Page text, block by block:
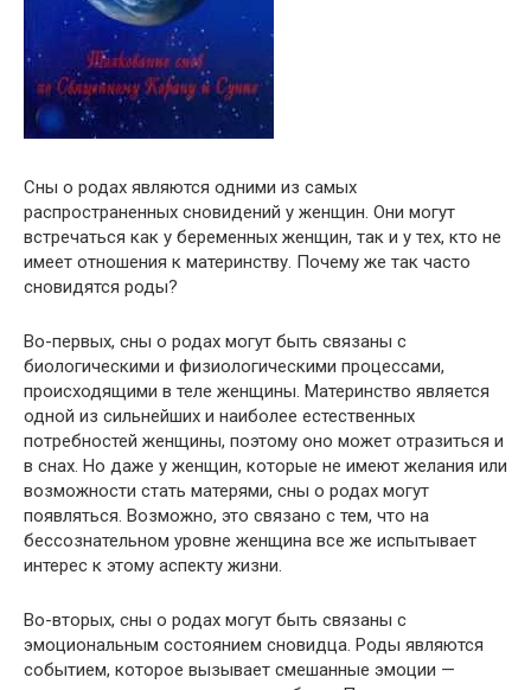
Сны о родах являются одними из самых
распространенных сновидений у женщин. Они могут
встречаться как у беременных женщин, так и у тех, кто не
имеет отношения к материнству. Почему же так часто
сновидятся роды?
Во-первых, сны о родах могут быть связаны с
биологическими и физиологическими процессами,
происходящими в теле женщины. Материнство является
одной из сильнейших и наиболее естественных
потребностей женщины, поэтому оно может отразиться и
в снах. Но даже у женщин, которые не имеют желания или
возможности стать матерями, сны о родах могут
появляться. Возможно, это связано с тем, что на
бессознательном уровне женщина все же испытывает
интерес к этому аспекту жизни.
Во-вторых, сны о родах могут быть связаны с
эмоциональным состоянием сновидца. Роды являются
событием, которое вызывает смешанные эмоции —